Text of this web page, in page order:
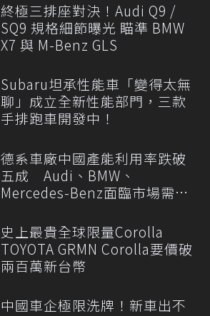
終極三排座對決！Audi Q9 /
SQ9 規格細節曝光 瞄準 BMW
X7 與 M-Benz GLS
Subaru坦承性能車「變得太無
聊」成立全新性能部門，三款
手排跑車開發中！
德系車廠中國產能利用率跌破
五成 Audi、BMW、
Mercedes-Benz面臨市場需求
史上最貴全球限量Corolla
TOYOTA GRMN Corolla要價破
兩百萬新台幣
中國車企極限洗牌！新車出不